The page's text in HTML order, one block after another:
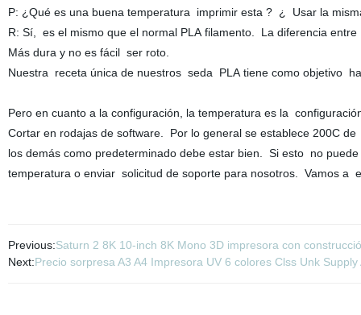
P: ¿Qué es una buena temperatura imprimir esta ? ¿ Usar la
R: Sí, es el mismo que el normal PLA filamento. La diferencia
Más dura y no es fácil ser roto.
Nuestra receta única de nuestros seda PLA tiene como objetivo
Pero en cuanto a la configuración, la temperatura es la
Cortar en rodajas de software. Por lo general se establece 200C
los demás como predeterminado debe estar bien. Si esto no
temperatura o enviar solicitud de soporte para nosotros. Vamos a
Previous:Saturn 2 8K 10-inch 8K Mono 3D impresora con
Next:Precio sorpresa A3 A4 Impresora UV 6 colores Clss Unk